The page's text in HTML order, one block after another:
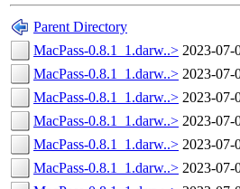
Parent Directory
MacPass-0.8.1_1.darw..> 2023-07-
MacPass-0.8.1_1.darw..> 2023-07-
MacPass-0.8.1_1.darw..> 2023-07-
MacPass-0.8.1_1.darw..> 2023-07-
MacPass-0.8.1_1.darw..> 2023-07-
MacPass-0.8.1_1.darw..> 2023-07-